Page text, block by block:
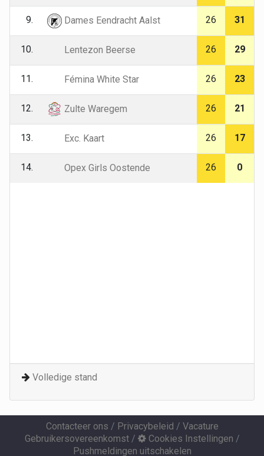
9. Dames Eendracht Aalst 26 31
10. Lentezon Beerse 26 29
11. Fémina White Star 26 23
12. Zulte Waregem 26 21
13. Exc. Kaart 26 17
14. Opex Girls Oostende 26 0
Volledige stand
Contacteer ons / Privacybeleid / Vacature
Gebruikersovereenkomst/ Cookies Instellingen /
Pushmeldingen uitschakelen